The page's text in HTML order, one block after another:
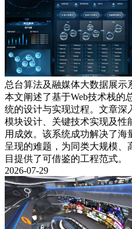
总台算法及融媒体大数据展示
本文阐述了基于Web技术栈的
统的设计与实现过程。文章深
模块设计、关键技术实现及性
用成效。该系统成功解决了
呈现的难题，为同类大规模、
目提供了可借鉴的工程范式。
2026-07-29